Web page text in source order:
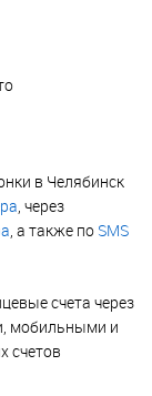
в Челябинск
, через
, а также по SMS
счета через
мобильными и
счетов